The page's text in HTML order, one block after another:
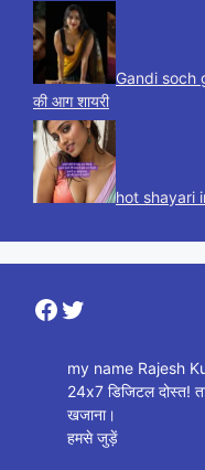
Gandi soch
की आग शायरी
hot shayari
Facebook
Twitter
my name Rajesh
24x7 डिजिटल दोस्त!
खजाना।
हमसे जुड़ें